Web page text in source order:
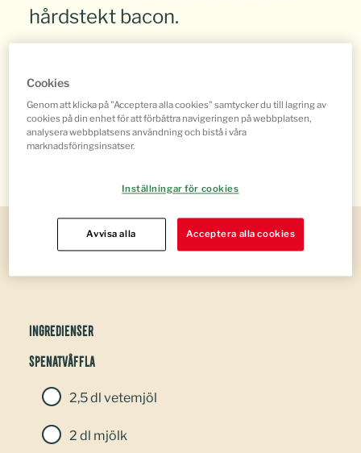
hårdstekt bacon.
Dela
För 4 personer
Ingredienser
Spenatvåffla
2,5 dl vetemjöl
2 dl mjölk
Cookies
Genom att klicka på "Acceptera alla cookies" samtycker du till lagring av
cookies på din enhet för att förbättra navigeringen på webbplatsen,
analysera webbplatsens användning och bistå i våra
marknadsföringsinsatser.
Inställningar för cookies
Avvisa alla Acceptera alla cookies